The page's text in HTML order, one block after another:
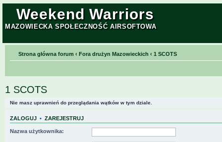
Weekend Warriors
MAZOWIECKA SPOŁECZNOŚĆ AIRSOFTOWA
Strona główna forum ‹ Fora drużyn Mazowieckich ‹ 1 SCOTS
1 SCOTS
Nie masz uprawnień do przeglądania wątków w tym dziale.
ZALOGUJ • ZAREJESTRUJ
Nazwa użytkownika: